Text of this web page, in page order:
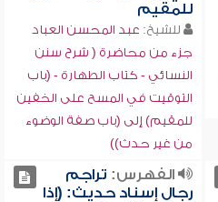
للمقيم
للشيخ: عبد المحسن العباد
جزء من محاضرة ( شرح سنن
النسائي - كتاب الطهارة - (باب
التوقيت في المسح على الخفين
للمقيم) إلى (باب صفة الوضوء
من غير حدث))
الفهرس: تراجم
رجال إسناد حديث: (إذا